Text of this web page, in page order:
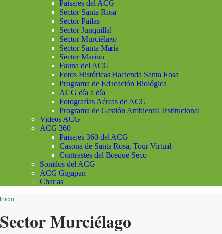
Paisajes del ACG
Sector Santa Rosa
Sector Pailas
Sector Junquillal
Sector Murciélago
Sector Santa María
Sector Marino
Fauna del ACG
Fotos Históricas Hacienda Santa Rosa
Programa de Educación Biológica
ACG día a día
Fotografías Aéreas de ACG
Programa de Gestión Ambiental Institucional
Videos ACG
ACG 360
Paisajes 360 del ACG
Casona de Santa Rosa, Tour Virtual
Contrastes del Bosque Seco
Sonidos del ACG
ACG Gigapan
Charlas
Inicio
Sector Murciélago